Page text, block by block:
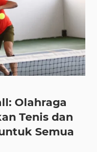
Olahraga
Tenis dan
Semua